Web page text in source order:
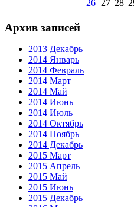
26 27 28
Архив записей
2013 Декабрь
2014 Январь
2014 Февраль
2014 Март
2014 Май
2014 Июнь
2014 Июль
2014 Октябрь
2014 Ноябрь
2014 Декабрь
2015 Март
2015 Апрель
2015 Май
2015 Июнь
2015 Декабрь